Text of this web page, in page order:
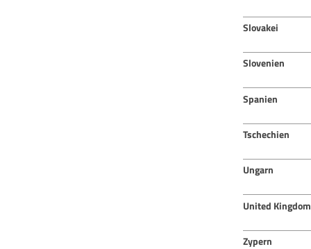
Slovakei
Slovenien
Spanien
Tschechien
Ungarn
United Kingdom
Zypern